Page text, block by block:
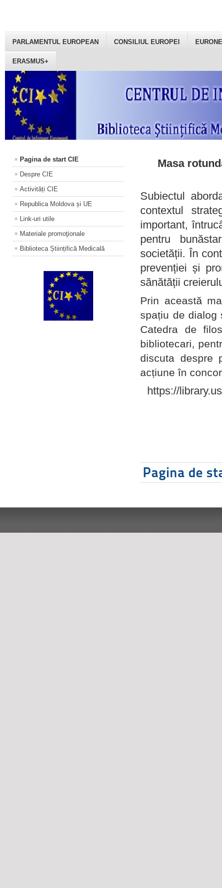
PARLAMENTUL EUROPEAN CONSILIUL EUROPEI
ERASMUS+
Pagina de start CIE
Despre CIE
Activități CIE
Republica Moldova și UE
Link-uri utile
Materiale promoţionale
Biblioteca Științifică Medicală
Masa
Subiectul
contextul
important,
pentru
societății. În
prevenției și
sănătății
Prin această
spațiu de dialog
Catedra de
bibliotecari,
discuta despre
acțiune în
https://
Pagina de